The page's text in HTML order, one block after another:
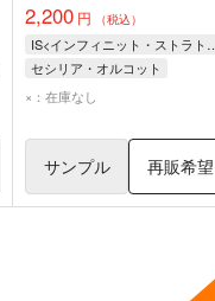
2,200円 （税込）
IS<インフィニット・ストラトス>
セシリア・オルコット
シャルロット・デュノア
×：在庫なし
サンプル 再販希望